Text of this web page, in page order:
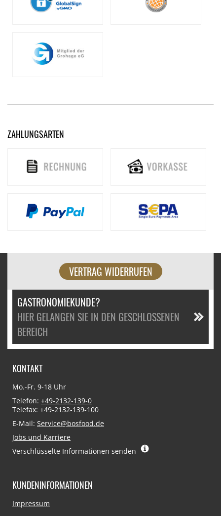
ZAHLUNGSARTEN
VERTRAG WIDERRUFEN
GASTRONOMIEKUNDE?
HIER GELANGEN SIE IN DEN GESCHLOSSENEN
BEREICH
KONTAKT
Mo.-Fr. 9-18 Uhr
Telefon: +49-2132-139-0
Telefax: +49-2132-139-100
E-Mail: Service@bosfood.de
Jobs und Karriere
Verschlüsselte Informationen senden
KUNDENINFORMATIONEN
Navigation
Impressum